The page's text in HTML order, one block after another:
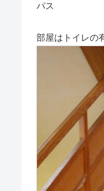
パス
部屋はトイレの